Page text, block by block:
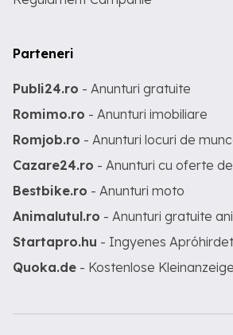
Parteneri
Publi24.ro - Anunturi gratuite
Romimo.ro - Anunturi imobiliare
Romjob.ro - Anunturi locuri de
Cazare24.ro - Anunturi cu oferte
Bestbike.ro - Anunturi moto
Animalutul.ro - Anunturi gratuite
Startapro.hu - Ingyenes
Quoka.de - Kostenlose